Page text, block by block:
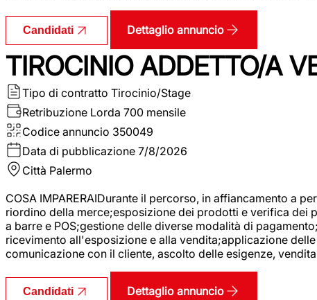
Candidati Dettaglio annuncio
TIROCINIO ADDETTO/A
Tipo di contratto Tirocinio/Stage
Retribuzione Lorda 700 mensile
Codice annuncio 350049
Data di pubblicazione 7/8/2026
Città Palermo
COSA IMPARERAIDurante il percorso, in affiancamento a
riordino della merce;esposizione dei prodotti e verifica dei
a barre e POS;gestione delle diverse modalità di
ricevimento all'esposizione e alla vendita;applicazione
comunicazione con il cliente, ascolto delle esigenze,
Candidati Dettaglio annuncio